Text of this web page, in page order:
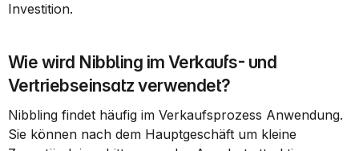
Investition.
Wie wird Nibbling im Verkaufs- und
Vertriebseinsatz verwendet?
Nibbling findet häufig im Verkaufsprozess Anwendung.
Sie können nach dem Hauptgeschäft um kleine